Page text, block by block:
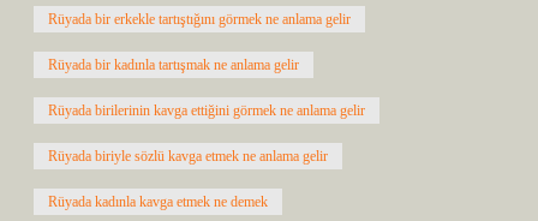
Rüyada bir erkekle tartıştığını görmek ne anlama gelir
Rüyada bir kadınla tartışmak ne anlama gelir
Rüyada birilerinin kavga ettiğini görmek ne anlama gelir
Rüyada biriyle sözlü kavga etmek ne anlama gelir
Rüyada kadınla kavga etmek ne demek